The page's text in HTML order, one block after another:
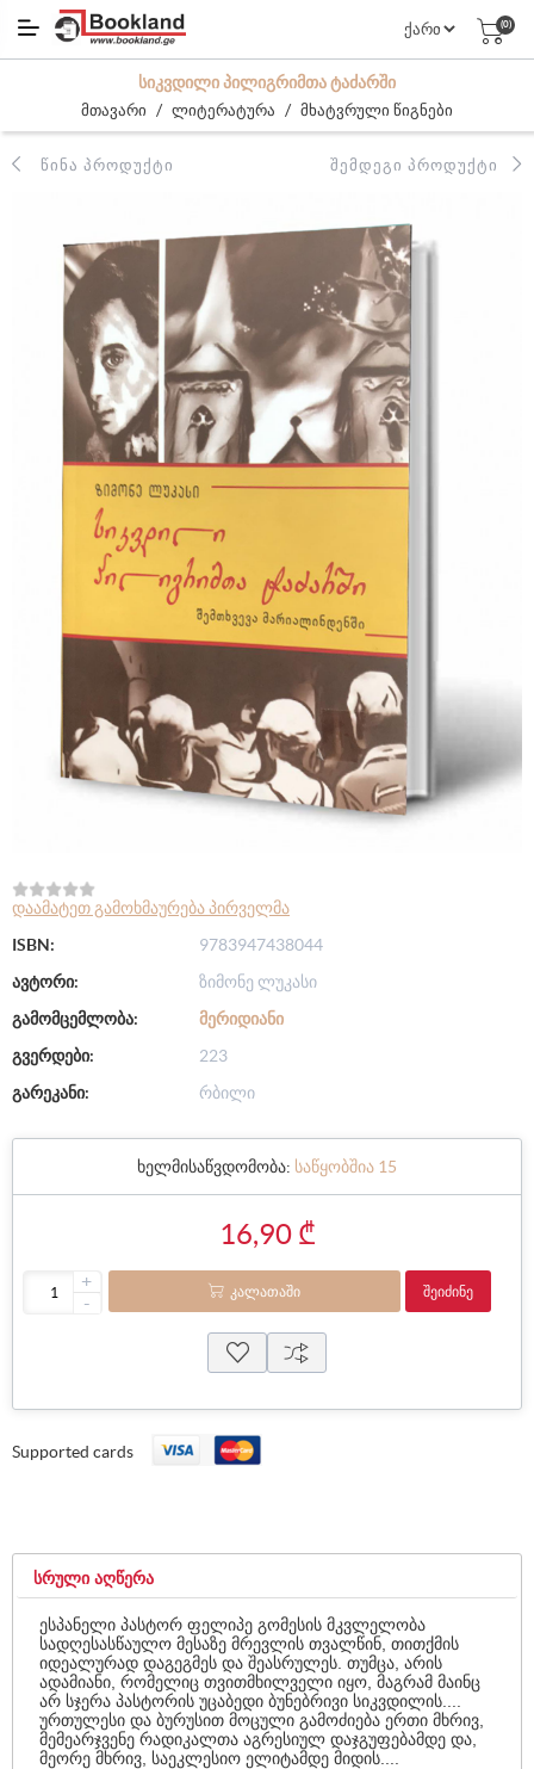
(0)
ᲡᲘᲙᲕᲓᲘᲚᲘ ᲞᲘᲚᲘᲒᲠᲘᲛᲗᲐ ᲢᲐᲫᲐᲠᲨᲘ
მთავარი / ლიტერატურა / მხატვრული წიგნები
ᲬᲘᲜᲐ ᲞᲠᲝᲓᲣᲥᲢᲘ ᲨᲔᲛᲓᲔᲒᲘ ᲞᲠᲝᲓᲣᲥᲢᲘ
დაამატეთ გამოხმაურება პირველმა
ISBN:
9783947438044
ავტორი:
ზიმონე ლუკასი
გამომცემლობა:
ᲛᲔᲠᲘᲓᲘᲐᲜᲘ
გვერდები:
223
გარეკანი:
რბილი
ხელმისაწვდომობა: საწყობშია 15
16,90 ₾
+
-
ᲙᲐᲚᲐᲗᲐᲨᲘ ᲨᲔᲘᲫᲘᲜᲔ
Supported cards
ᲡᲠᲣᲚᲘ ᲐᲦᲬᲔᲠᲐ
ესპანელი პასტორ ფელიპე გომესის მკვლელობა
სადღესასწაულო მესაზე მრევლის თვალწინ, თითქმის
იდეალურად დაგეგმეს და შეასრულეს. თუმცა, არის
ადამიანი, რომელიც თვითმხილველი იყო, მაგრამ მაინც
არ სჯერა პასტორის უცაბედი ბუნებრივი სიკვდილის....
ურთულესი და ბურუსით მოცული გამოძიება ერთი მხრივ,
მემეარჯვენე რადიკალთა აგრესიულ დაჯგუფებამდე და,
მეორე მხრივ, საეკლესიო ელიტამდე მიდის....